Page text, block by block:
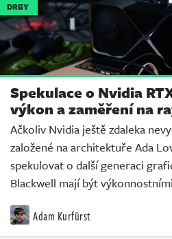
DRBY
Spekulace o Nvidia
výkon a zaměření na
Ačkoliv Nvidia ještě zdaleka
založené na architektuře Ada
spekulovat o další generaci
Blackwell mají být
Adam Kurfürst